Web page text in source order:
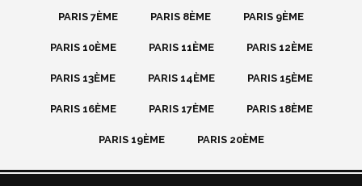
PARIS 7ÈME PARIS 8ÈME PARIS 9ÈME
PARIS 10ÈME PARIS 11ÈME PARIS 12ÈME
PARIS 13ÈME PARIS 14ÈME PARIS 15ÈME
PARIS 16ÈME PARIS 17ÈME PARIS 18ÈME
PARIS 19ÈME PARIS 20ÈME